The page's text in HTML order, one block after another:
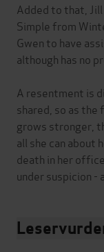
Added to that, Jill
Simple from
Gwen to have
although has no
A resentment is
shared, so as the
grows stronger,
all she can about
death in her